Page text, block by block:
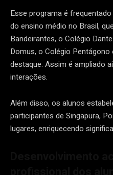
Esse programa é
do ensino médio no Brasil,
Bandeirantes, o Colégio
Domus, o Colégio
destaque. Assim é ampliado
interações.
Além disso, os alunos
participantes de Singapura,
lugares, enriquecendo